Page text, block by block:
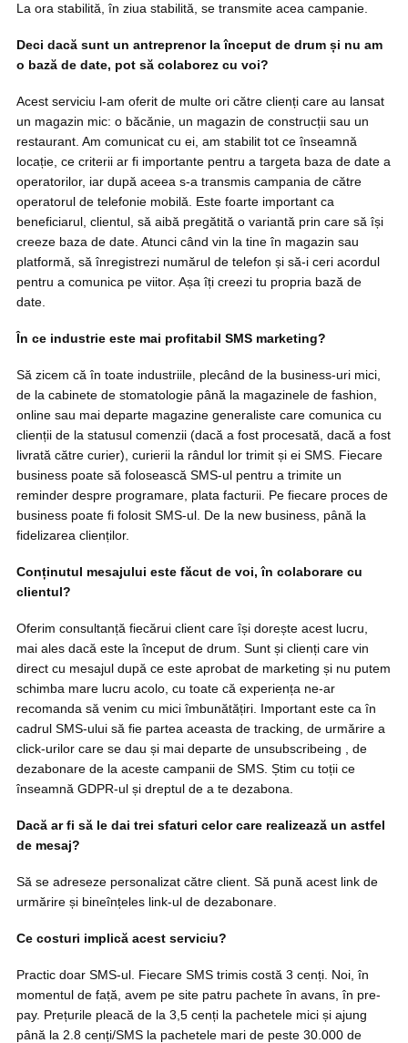
La ora stabilită, în ziua stabilită, se transmite acea campanie.
Deci dacă sunt un antreprenor la început de drum și nu am
o bază de date, pot să colaborez cu voi?
Acest serviciu l-am oferit de multe ori către clienți care au lansat
un magazin mic: o băcănie, un magazin de construcții sau un
restaurant. Am comunicat cu ei, am stabilit tot ce înseamnă
locație, ce criterii ar fi importante pentru a targeta baza de date a
operatorilor, iar după aceea s-a transmis campania de către
operatorul de telefonie mobilă. Este foarte important ca
beneficiarul, clientul, să aibă pregătită o variantă prin care să își
creeze baza de date. Atunci când vin la tine în magazin sau
platformă, să înregistrezi numărul de telefon și să-i ceri acordul
pentru a comunica pe viitor. Așa îți creezi tu propria bază de
date.
În ce industrie este mai profitabil SMS marketing?
Să zicem că în toate industriile, plecând de la business-uri mici,
de la cabinete de stomatologie până la magazinele de fashion,
online sau mai departe magazine generaliste care comunica cu
clienții de la statusul comenzii (dacă a fost procesată, dacă a fost
livrată către curier), curierii la rândul lor trimit și ei SMS. Fiecare
business poate să folosească SMS-ul pentru a trimite un
reminder despre programare, plata facturii. Pe fiecare proces de
business poate fi folosit SMS-ul. De la new business, până la
fidelizarea clienților.
Conținutul mesajului este făcut de voi, în colaborare cu
clientul?
Oferim consultanță fiecărui client care își dorește acest lucru,
mai ales dacă este la început de drum. Sunt și clienți care vin
direct cu mesajul după ce este aprobat de marketing și nu putem
schimba mare lucru acolo, cu toate că experiența ne-ar
recomanda să venim cu mici îmbunătățiri. Important este ca în
cadrul SMS-ului să fie partea aceasta de tracking, de urmărire a
click-urilor care se dau și mai departe de unsubscribeing , de
dezabonare de la aceste campanii de SMS. Știm cu toții ce
înseamnă GDPR-ul și dreptul de a te dezabona.
Dacă ar fi să le dai trei sfaturi celor care realizează un astfel
de mesaj?
Să se adreseze personalizat către client. Să pună acest link de
urmărire și bineînțeles link-ul de dezabonare.
Ce costuri implică acest serviciu?
Practic doar SMS-ul. Fiecare SMS trimis costă 3 cenți. Noi, în
momentul de față, avem pe site patru pachete în avans, în pre-
pay. Prețurile pleacă de la 3,5 cenți la pachetele mici și ajung
până la 2.8 cenți/SMS la pachetele mari de peste 30.000 de